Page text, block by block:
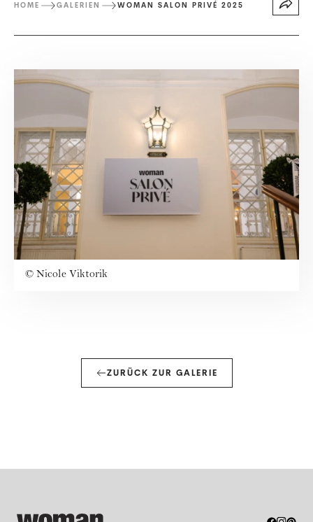
HOME GALERIEN WOMAN SALON PRIVÉ 2025
© Nicole Viktorik
ZURÜCK ZUR GALERIE